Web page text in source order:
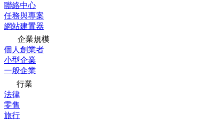
聯絡中心
任務與專案
網站建置器
企業規模
個人創業者
小型企業
一般企業
行業
法律
零售
旅行